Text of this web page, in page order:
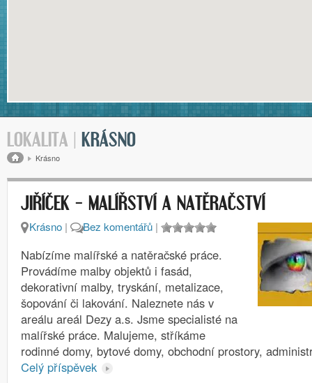
LOKALITA | KRÁSNO
Drobečková navigace
Krásno
JIŘÍČEK – MALÍŘSTVÍ A NATĚRAČSTVÍ
Krásno | Bez komentářů |
Nabízíme malířské a natěračské práce.
Provádíme malby objektů i fasád,
dekorativní malby, tryskání, metalizace,
šopování či lakování. Naleznete nás v
areálu areál Dezy a.s. Jsme specialisté na
malířské práce. Malujeme, stříkáme
rodinné domy, bytové domy, obchodní prostory,
Celý příspěvek